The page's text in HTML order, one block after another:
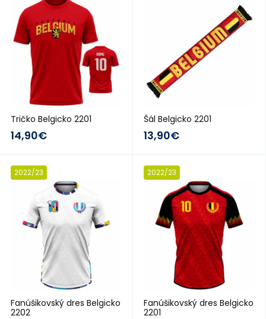
Tričko Belgicko 2201
14,90€
Šál Belgicko 2201
13,90€
2022/23
Fanúšikovský dres Belgicko
2202
2022/23
Fanúšikovský dres Belgicko
2201